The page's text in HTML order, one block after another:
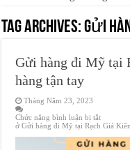
Tag Archives:gửi
Gửi hàng đi Mỹ tại
hàng tận tay
Tháng Năm 23, 2023
Chức năng bình luận bị tắt
ở Gửi hàng đi Mỹ tại Rạch Giá